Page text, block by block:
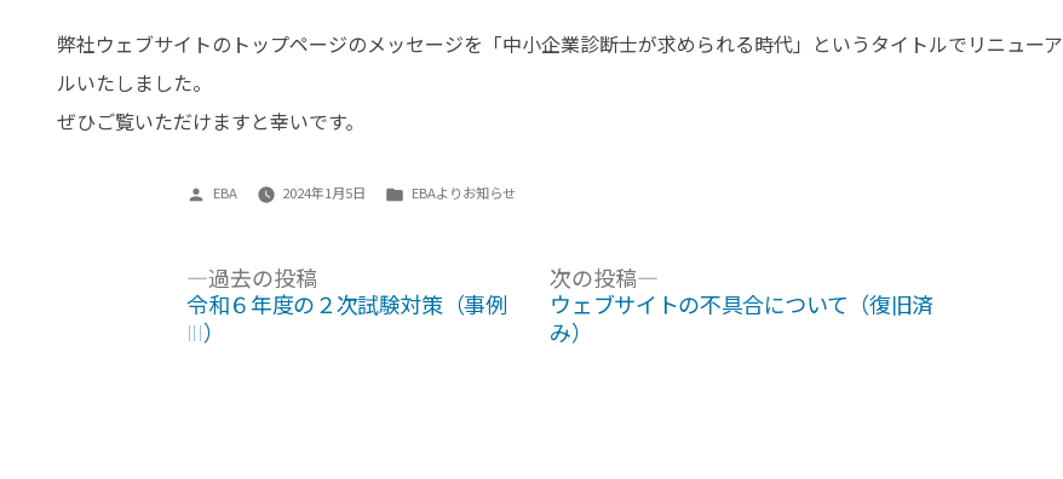
弊社ウェブサイトのトップページのメッセージを「中小企業診断士が求められる時代」というタイトルでリニューア
ルいたしました。
ぜひご覧いただけますと幸いです。
投
EBA 2024年1月5日
カ
ー:
EBAよりお知らせ
過去の投稿
去
令和６年度の２次試験対策（事例
Ⅲ）
次の投稿
の
ウェブサイトの不具合について（復旧済
み）